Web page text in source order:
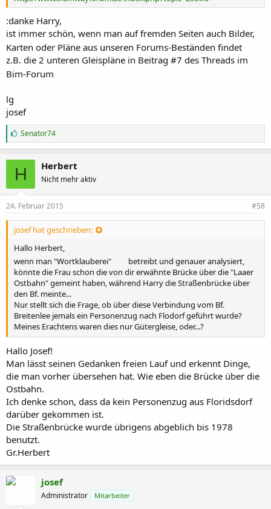
:danke Harry,
ist immer schön, wenn man auf fremden Seiten auch Bilder,
Karten oder Pläne aus unseren Forums-Beständen findet
z.B. die 2 unteren Gleispläne in Beitrag #7 des Threads im
Bim-Forum
lg
josef
G
e
f
ä
l
t
i
r
:
Senator74
H Herbert
Nicht mehr aktiv
24. Februar 2015 #58
josef hat geschrieben:
Hallo Herbert,
wenn man "Wortklauberei"
betreibt und genauer analysiert,
könnte die Frau schon die von dir erwähnte Brücke über die "Laaer
Ostbahn" gemeint haben, während Harry die Straßenbrücke über
den Bf. meinte...
Nur stellt sich die Frage, ob über diese Verbindung vom Bf.
Breitenlee jemals ein Personenzug nach Flodorf geführt wurde?
Meines Erachtens waren dies nur Gütergleise, oder...?
lg
josef
Hallo Josef!
Man lässt seinen Gedanken freien Lauf und erkennt Dinge,
die man vorher übersehen hat. Wie eben die Brücke über die
Ostbahn.
Ich denke schon, dass da kein Personenzug aus Floridsdorf
darüber gekommen ist.
Die Straßenbrücke wurde übrigens abgeblich bis 1978
benutzt.
Gr.Herbert
josef
Administrator Mitarbeiter